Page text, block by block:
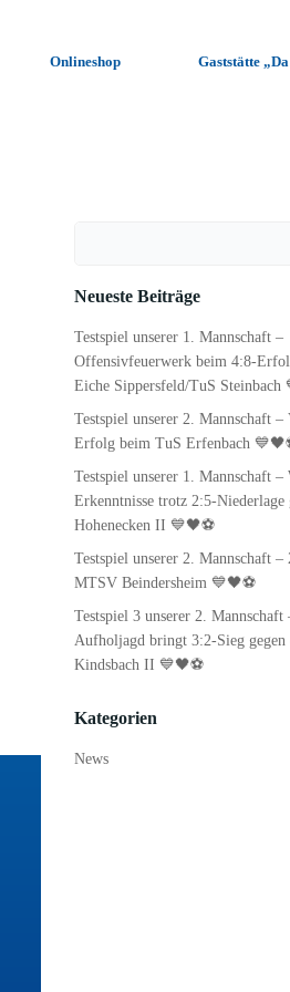
Onlineshop Gaststätte
Neueste Beiträge
Testspiel unserer 1. Mannschaft –
Offensivfeuerwerk beim 4:8-
Eiche Sippersfeld/TuS Steinbach
Testspiel unserer 2. Mannschaft –
Erfolg beim TuS Erfenbach
Testspiel unserer 1. Mannschaft –
Erkenntnisse trotz 2:5-Niederlage
Hohenecken II 💙🖤⚽
Testspiel unserer 2. Mannschaft –
MTSV Beindersheim 💙🖤⚽
Testspiel 3 unserer 2. Mannschaft
Aufholjagd bringt 3:2-Sieg gegen
Kindsbach II 💙🖤⚽
Kategorien
News